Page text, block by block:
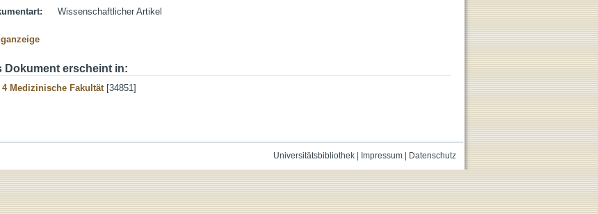
Wissenschaftlicher Artikel
Dokument erscheint in:
4 Medizinische Fakultät[34851]
Universitätsbibliothek| Impressum| Datenschutz